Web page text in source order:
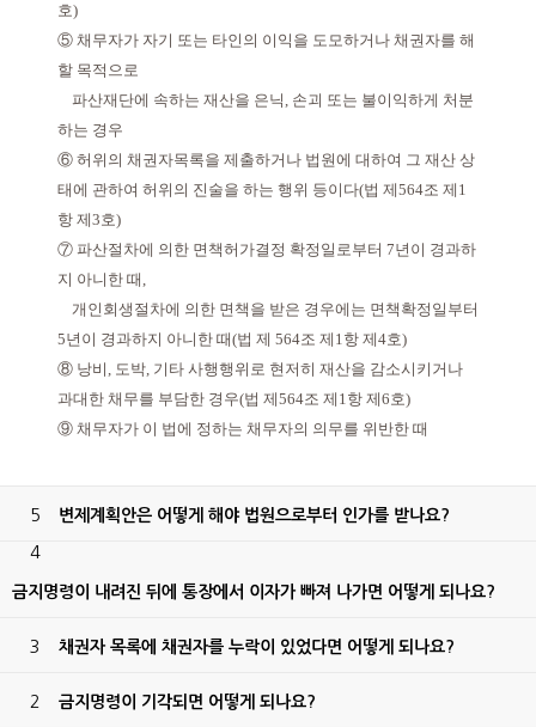
호)
⑤ 채무자가 자기 또는 타인의 이익을 도모하거나 채권자를 해
할 목적으로
파산재단에 속하는 재산을 은닉, 손괴 또는 불이익하게 처분
하는 경우
⑥ 허위의 채권자목록을 제출하거나 법원에 대하여 그 재산 상
태에 관하여 허위의 진술을 하는 행위 등이다(법 제564조 제1
항 제3호)
⑦ 파산절차에 의한 면책허가결정 확정일로부터 7년이 경과하
지 아니한 때,
개인회생절차에 의한 면책을 받은 경우에는 면책확정일부터
5년이 경과하지 아니한 때(법 제 564조 제1항 제4호)
⑧ 낭비, 도박, 기타 사행행위로 현저히 재산을 감소시키거나
과대한 채무를 부담한 경우(법 제564조 제1항 제6호)
⑨ 채무자가 이 법에 정하는 채무자의 의무를 위반한 때
5 변제계획안은 어떻게 해야 법원으로부터 인가를 받나요?
4
금지명령이 내려진 뒤에 통장에서 이자가 빠져 나가면 어떻게 되나요?
3 채권자 목록에 채권자를 누락이 있었다면 어떻게 되나요?
2 금지명령이 기각되면 어떻게 되나요?